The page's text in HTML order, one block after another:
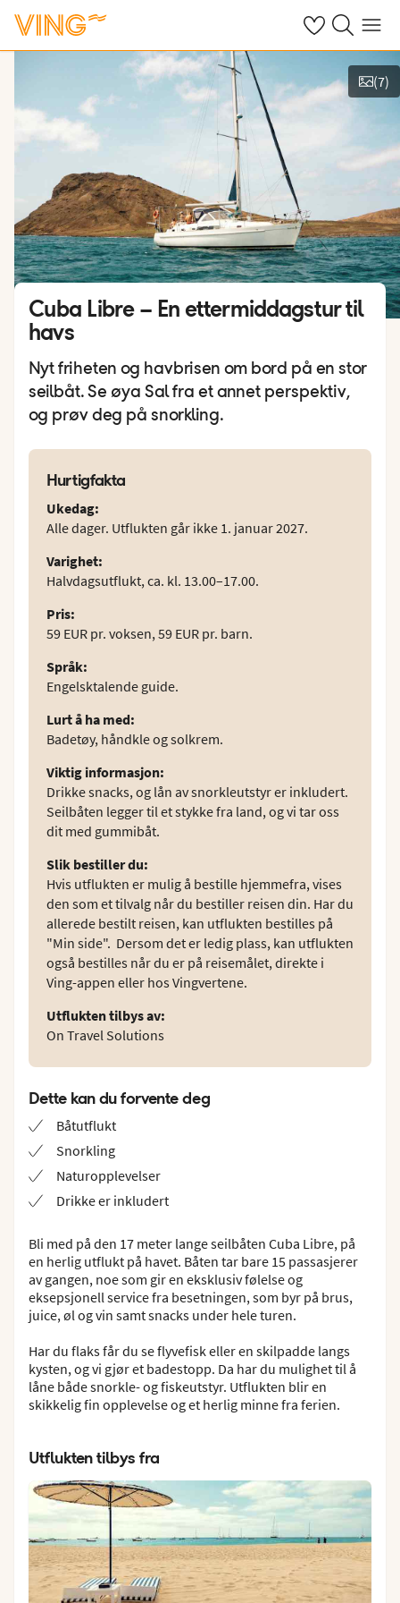
Se dine sparte
Søk påMeny
Vis bilder
(7)
Cuba Libre – En ettermiddagstur til
havs
Nyt friheten og havbrisen om bord på en stor
seilbåt. Se øya Sal fra et annet perspektiv,
og prøv deg på snorkling.
Hurtigfakta
Ukedag:
Alle dager. Utflukten går ikke 1. januar 2027.
Varighet:
Halvdagsutflukt, ca. kl. 13.00–17.00.
Pris:
59 EUR pr. voksen, 59 EUR pr. barn.
Språk:
Engelsktalende guide.
Lurt å ha med:
Badetøy, håndkle og solkrem.
Viktig informasjon:
Drikke snacks, og lån av snorkleutstyr er inkludert.
Seilbåten legger til et stykke fra land, og vi tar oss
dit med gummibåt.
Slik bestiller du:
Hvis utflukten er mulig å bestille hjemmefra, vises
den som et tilvalg når du bestiller reisen din. Har du
allerede bestilt reisen, kan utflukten bestilles på
"Min side". Dersom det er ledig plass, kan utflukten
også bestilles når du er på reisemålet, direkte i
Ving-appen eller hos Vingvertene.
Utflukten tilbys av:
On Travel Solutions
Bli med på den 17 meter lange seilbåten Cuba Libre, på
en herlig utflukt på havet. Båten tar bare 15 passasjerer
av gangen, noe som gir en eksklusiv følelse og
eksepsjonell service fra besetningen, som byr på brus,
juice, øl og vin samt snacks under hele turen.
Har du flaks får du se flyvefisk eller en skilpadde langs
kysten, og vi gjør et badestopp. Da har du mulighet til å
låne både snorkle- og fiskeutstyr. Utflukten blir en
skikkelig fin opplevelse og et herlig minne fra ferien.
Dette kan du forvente deg
Båtutflukt
Snorkling
Naturopplevelser
Drikke er inkludert
Utflukten tilbys fra